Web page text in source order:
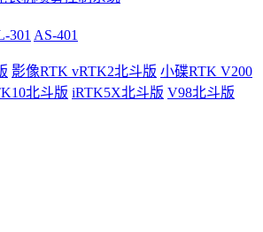
301 AS-401
影像RTK vRTK2北斗版 小碟RTK V200
北斗版 iRTK5X北斗版 V98北斗版